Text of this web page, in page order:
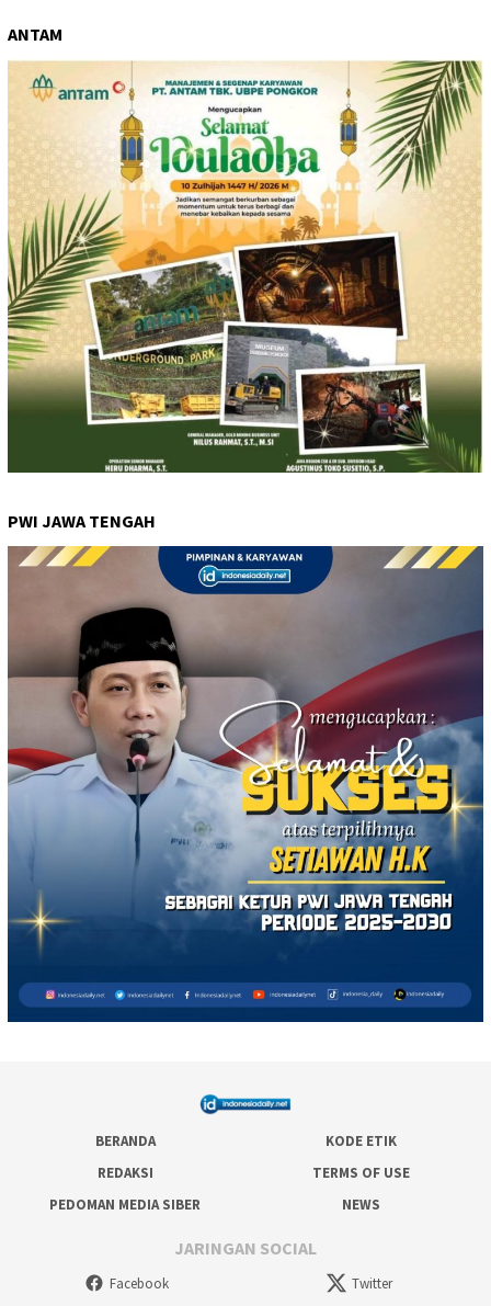
ANTAM
PWI JAWA TENGAH
BERANDA
KODE ETIK
REDAKSI
TERMS OF USE
PEDOMAN MEDIA SIBER
NEWS
JARINGAN SOCIAL
Facebook Twitter